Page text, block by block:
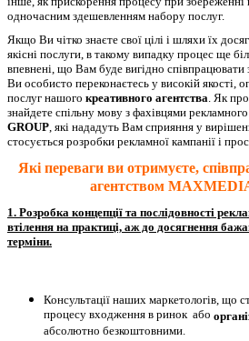
одночасним здешевленням набору послуг.
Якщо Ви чітко знаєте свої цілі і шляхи їх
якісні послуги, в такому випадку процес ще
впевнені, що Вам буде вигідно співпрацювати
Ви особисто переконаєтесь у високій якості,
послуг нашого креативного агентства. Як
знайдете спільну мову з фахівцями рекламного
GROUP, які нададуть Вам сприяння у
стосується розробки рекламної кампанії і
Які переваги ви отримуєте,
агентством
1. Розробка концепції та послідовності
втілення на практиці, аж до досягнення
терміни.
Консультації наших маркетологів, що
процесу входження в ринок  або
абсолютно безкоштовними.